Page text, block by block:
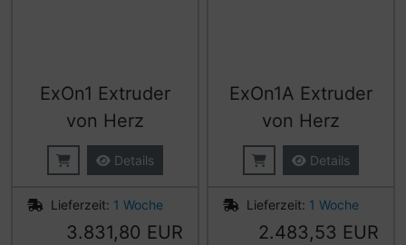
ExOn1 Extruder
von Herz
Details
Lieferzeit: 1 Woche
3.831,80 EUR
ExOn1A Extruder
von Herz
Details
Lieferzeit: 1 Woche
2.483,53 EUR